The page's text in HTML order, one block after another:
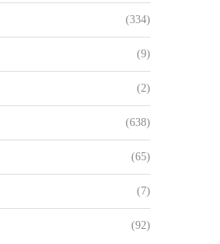
(334)
(9)
(2)
(638)
(65)
(7)
(92)